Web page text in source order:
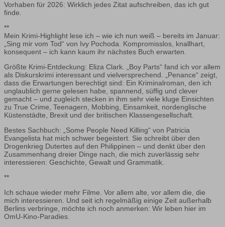
Vorhaben für 2026: Wirklich jedes Zitat aufschreiben, das ich gut
finde.
**
Mein Krimi-Highlight lese ich – wie ich nun weiß – bereits im Januar:
„Sing mir vom Tod“ von Ivy Pochoda. Kompromisslos, knallhart,
konsequent – ich kann kaum ihr nächstes Buch erwarten.
Größte Krimi-Entdeckung: Eliza Clark. „Boy Parts“ fand ich vor allem
als Diskurskrimi interessant und vielversprechend. „Penance“ zeigt,
dass die Erwartungen berechtigt sind: Ein Kriminalroman, den ich
unglaublich gerne gelesen habe, spannend, süffig und clever
gemacht – und zugleich stecken in ihm sehr viele kluge Einsichten
zu True Crime, Teenagern, Mobbing, Einsamkeit, nordenglische
Küstenstädte, Brexit und der britischen Klassengesellschaft.
Bestes Sachbuch: „Some People Need Killing“ von Patricia
Evangelista hat mich schwer begeistert. Sie schreibt über den
Drogenkrieg Dutertes auf den Philippinen – und denkt über den
Zusammenhang dreier Dinge nach, die mich zuverlässig sehr
interessieren: Geschichte, Gewalt und Grammatik.
**
Ich schaue wieder mehr Filme. Vor allem alte, vor allem die, die
mich interessieren. Und seit ich regelmäßig einige Zeit außerhalb
Berlins verbringe, möchte ich noch anmerken: Wir leben hier im
OmU-Kino-Paradies.